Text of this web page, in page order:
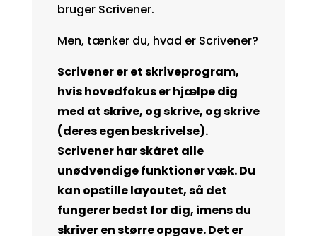
bruger Scrivener.
Men, tænker du, hvad er Scrivener?
Scrivener er et skriveprogram,
hvis hovedfokus er hjælpe dig
med at skrive, og skrive, og skrive
(deres egen beskrivelse).
Scrivener har skåret alle
unødvendige funktioner væk. Du
kan opstille layoutet, så det
fungerer bedst for dig, imens du
skriver en større opgave. Det er